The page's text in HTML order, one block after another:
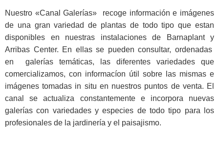
N uestro «CanalGalerías» recoge información e imágenes
de una gran variedad de plantas de todo tipo que estan
disponibles en nuestras instalaciones de Barnaplant y
Arribas Center. En ellasse pueden consultar,ordenadas
en galerías temáticas, las diferentes variedades que
comercializamos, con informacíon útil sobre las mismas e
imágenes tomadas in situ en nuestros puntos de venta. El
canal se actualiza
constantementee incorpora nuevas
galerías con variedades y especies de todo tipo para los
profesionales de la jardinería y el paisajismo.